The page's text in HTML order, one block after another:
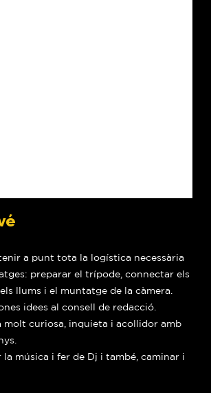
a punt tota la logística necessària
preparar el trípode, connectar els
llums i el muntatge de la càmera.
idees al consell de redacció.
molt curiosa, inquieta i acollidor amb
la música i fer de Dj i també, caminar i